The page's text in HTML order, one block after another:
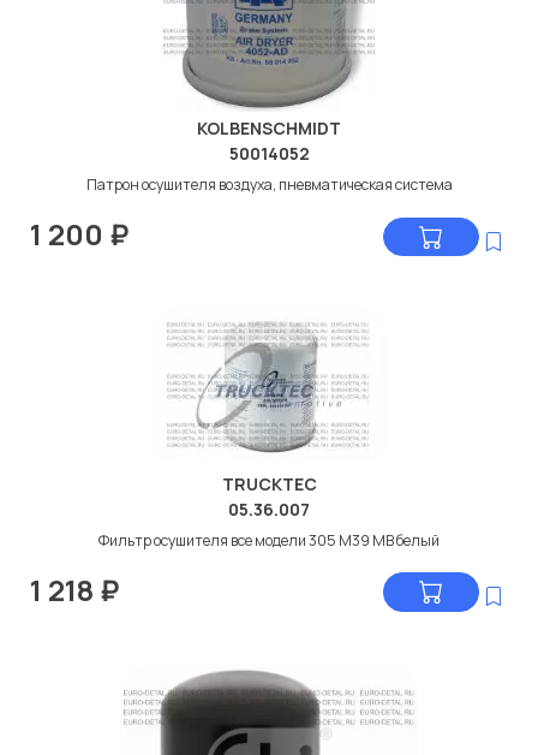
KOLBENSCHMIDT
50014052
Патрон осушителя воздуха, пневматическая система
1 200 ₽
TRUCKTEC
05.36.007
Фильтр осушителя все модели 305 M39 МВ белый
1 218 ₽